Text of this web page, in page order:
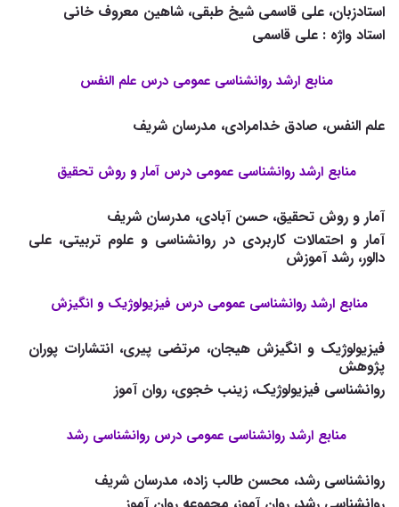
استادزبان، علی قاسمی شیخ طبقی، شاهین معروف خانی
استاد واژه : علی قاسمی
منابع ارشد روانشناسی عمومی درس علم النفس
علم النفس، صادق خدامرادی، مدرسان شریف
منابع ارشد روانشناسی عمومی درس آمار و روش تحقیق
آمار و روش تحقیق، حسن آبادی، مدرسان شریف
آمار و احتمالات کاربردی در روانشناسی و علوم تربیتی، علی
دالور، رشد آموزش
منابع ارشد روانشناسی عمومی درس فیزیولوژیک و انگیزش
فیزیولوژیک و انگیزش هیجان، مرتضی پیری، انتشارات پوران
پژوهش
روانشناسی فیزیولوژیک، زینب خجوی، روان آموز
منابع ارشد روانشناسی عمومی درس روانشناسی رشد
روانشناسی رشد، محسن طالب زاده، مدرسان شریف